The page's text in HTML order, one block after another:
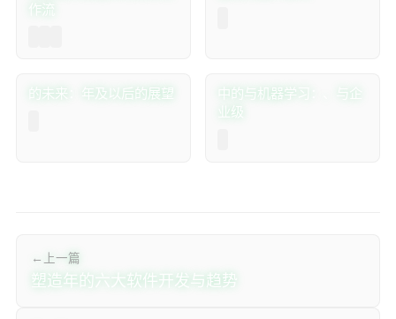
作流
Java的未来：2026年及以后的展望
Java 中的 AI 与机器学习：TensorFlow、DJL 与企
业级 AI
← 上一篇
塑造2026年的六大软件开发与DevOps趋势